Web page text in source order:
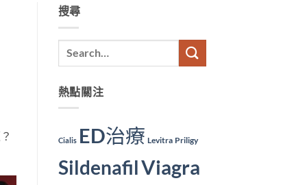
搜尋
熱點關注
Cialis ED治療 Levitra Priligy
SildenafilViagra